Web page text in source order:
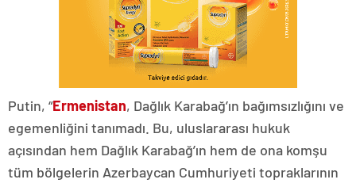
Putin, “Ermenistan, Dağlık Karabağ’ın bağımsızlığını ve
egemenliğini tanımadı. Bu, uluslararası hukuk
açısından hem Dağlık Karabağ’ın hem de ona komşu
tüm bölgelerin Azerbaycan Cumhuriyeti topraklarının